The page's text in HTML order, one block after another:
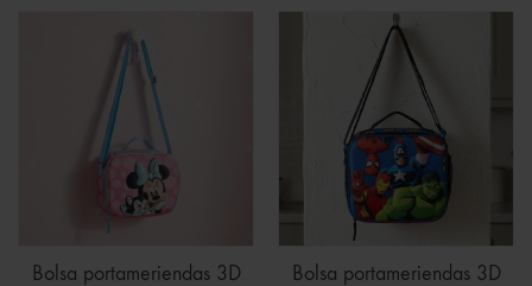
Bolsa portameriendas 3D
Bolsa portameriendas 3D